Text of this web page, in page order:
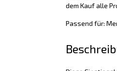
dem Kauf alle
Passend für: